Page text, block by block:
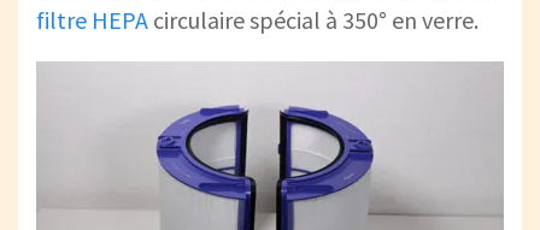
filtre HEPA circulaire spécial à 350° en verre.